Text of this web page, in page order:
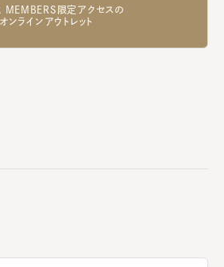
MEMBERS限定アクセスの
オンラインアウトレット